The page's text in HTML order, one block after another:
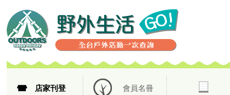
店家刊登 會員名冊